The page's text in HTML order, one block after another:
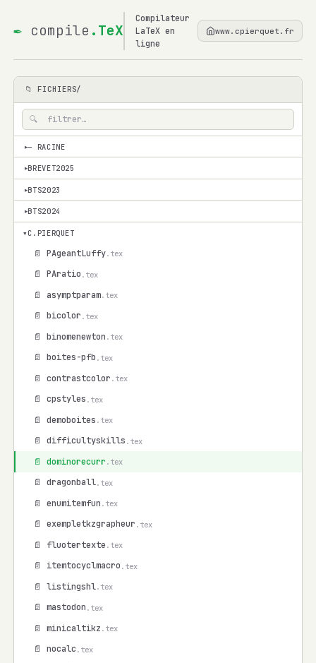
✒ compile .TeX
Compilateur
LaTeX en
ligne
www.cpierquet.fr
📁 FICHIERS/
▾— RACINE
▾BREVET2025
▾BTS2023
▾BTS2024
▾C.PIERQUET
📄 PAgeantLuffy.tex
📄 PAratio .tex
📄 asymptparam.tex
📄 bicolor .tex
📄 binomenewton .tex
📄 boites-pfb .tex
📄 contrastcolor .tex
📄 cpstyles .tex
📄 demoboites .tex
📄 difficultyskills .tex
📄 dominorecurr .tex
📄 dragonball.tex
📄 enumitemfun .tex
📄 exempletkzgrapheur .tex
📄 fluotertexte .tex
📄 itemtocyclmacro .tex
📄 listingshl.tex
📄 mastodon .tex
📄 minicaltikz .tex
📄 nocalc .tex